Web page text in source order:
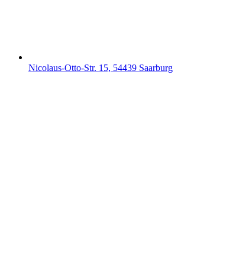
Nicolaus-Otto-Str. 15, 54439 Saarburg